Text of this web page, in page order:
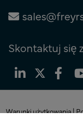
Skontaktuj się
Warunki użytkowania|